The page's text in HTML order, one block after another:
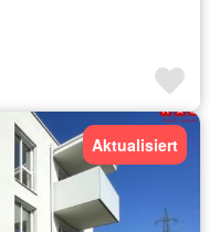
Aktualisiert